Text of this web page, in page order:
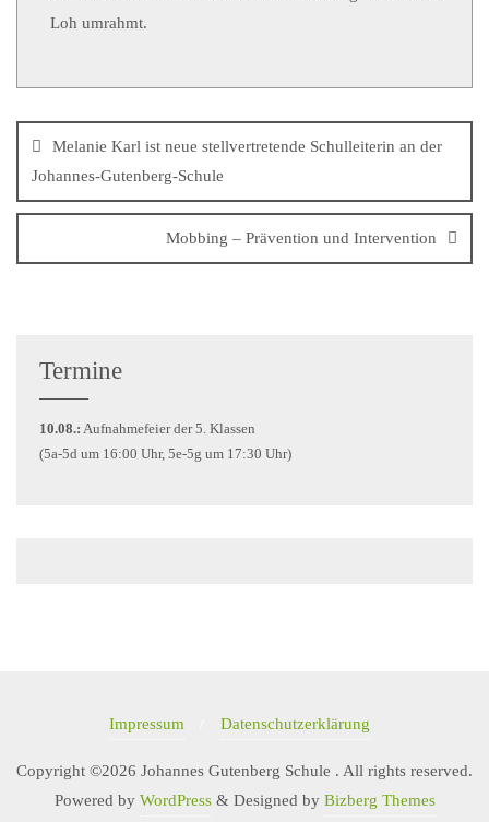
Loh umrahmt.
Melanie Karl ist neue stellvertretende Schulleiterin an der
Johannes-Gutenberg-Schule
Mobbing – Prävention und Intervention
Termine
10.08.: Aufnahmefeier der 5. Klassen
(5a-5d um 16:00 Uhr, 5e-5g um 17:30 Uhr)
Impressum Datenschutzerklärung
Copyright ©2026 Johannes Gutenberg Schule . All rights reserved.
Powered by WordPress & Designed by Bizberg Themes